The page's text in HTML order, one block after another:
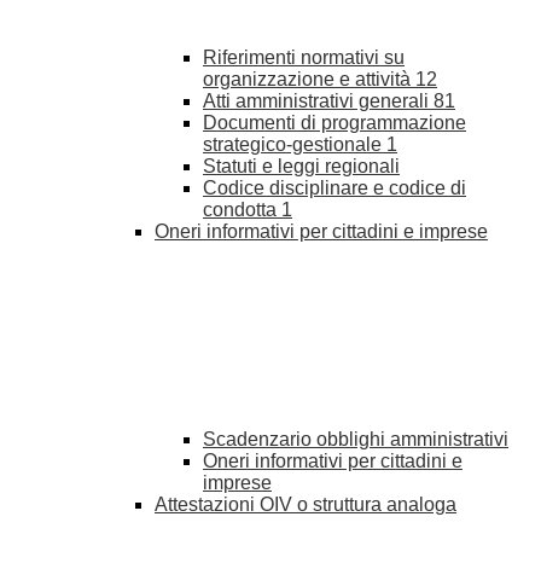
Riferimenti normativi su
organizzazione e attività 12
Atti amministrativi generali 81
Documenti di programmazione
strategico-gestionale 1
Statuti e leggi regionali
Codice disciplinare e codice di
condotta 1
Oneri informativi per cittadini e imprese
Scadenzario obblighi amministrativi
Oneri informativi per cittadini e
imprese
Attestazioni OIV o struttura analoga